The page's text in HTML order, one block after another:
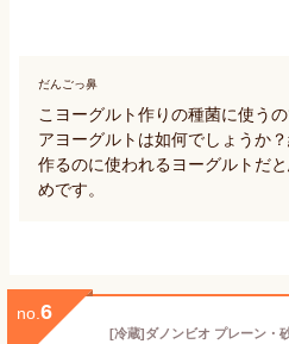
だんごっ鼻
こヨーグルト作りの種菌に使う
アヨーグルトは如何でしょうか
作るのに使われるヨーグルトだ
めです。
no. 6
[冷蔵]ダノンビオ プレーン・